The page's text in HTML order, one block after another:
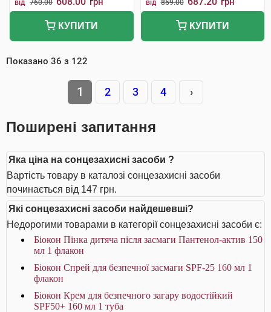
від 760.00
КУПИТИ
від 859.00
КУПИТИ
Показано 36 з 122
1 2 3 4 ›
Поширені запитання
Яка ціна на сонцезахисні засоби ?
Вартість товару в каталозі сонцезахисні засоби
починається від 147 грн.
Які сонцезахисні засоби найдешевші?
Недорогими товарами в категорії сонцезахисні засоби є:
Біокон Пінка дитяча після засмаги Пантенол-актив 150
мл 1 флакон
Біокон Спрей для безпечної засмаги SPF-25 160 мл 1
флакон
Біокон Крем для безпечного загару водостійкий
SPF50+ 160 мл 1 туба